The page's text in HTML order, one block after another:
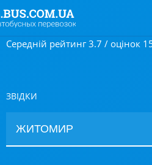
Середній рейтинг 3.7 / оцінок
ЗВІДКИ